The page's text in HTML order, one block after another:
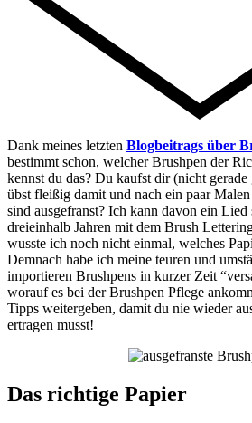
Dank meines letzten Blogbeitrags über
bestimmt schon, welcher Brushpen der
kennst du das? Du kaufst dir (nicht gerade
übst fleißig damit und nach ein paar
sind ausgefranst? Ich kann davon ein
dreieinhalb Jahren mit dem Brush
wusste ich noch nicht einmal, welches
Demnach habe ich meine teuren und
importieren Brushpens in kurzer Zeit
worauf es bei der Brushpen Pflege
Tipps weitergeben, damit du nie wieder
ertragen musst!
Das richtige Papier